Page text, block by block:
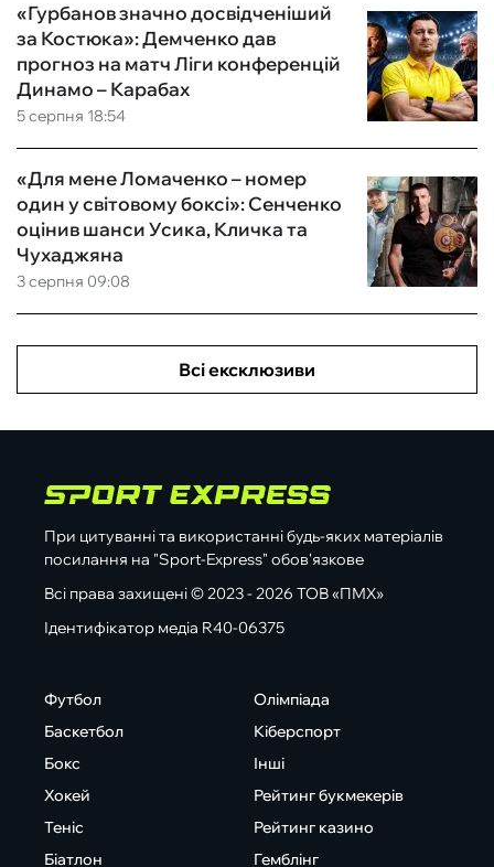
5 серпня 18:54
«Гурбанов значно досвідченіший
за Костюка»: Демченко дав
прогноз на матч Ліги конференцій
Динамо – Карабах
3 серпня 09:08
«Для мене Ломаченко – номер
один у світовому боксі»: Сенченко
оцінив шанси Усика, Кличка та
Чухаджяна
Всі ексклюзиви
При цитуванні та використанні будь-яких матеріалів
посилання на "Sport-Express" обов'язкове
Всі права захищені © 2023 - 2026 ТОВ «ПМХ»
Ідентифікатор медіа R40-06375
Футбол
Баскетбол
Бокс
Хокей
Теніс
Біатлон
Олімпіада
Кіберспорт
Інші
Рейтинг букмекерів
Рейтинг казино
Гемблінг